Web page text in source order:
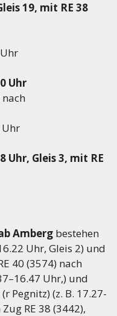
19, mit RE 38
Uhr
nach
Uhr
Uhr, Gleis 3, mit RE
Amberg bestehen
Uhr, Gleis 2) und
40 (3574) nach
Uhr,) und
Pegnitz) (z. B. 17.27-
RE 38 (3442),